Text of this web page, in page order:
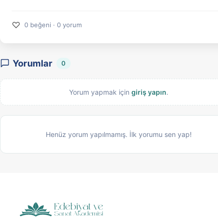
♡ 0 beğeni · 0 yorum
Yorumlar 0
Yorum yapmak için giriş yapın.
Henüz yorum yapılmamış. İlk yorumu sen yap!